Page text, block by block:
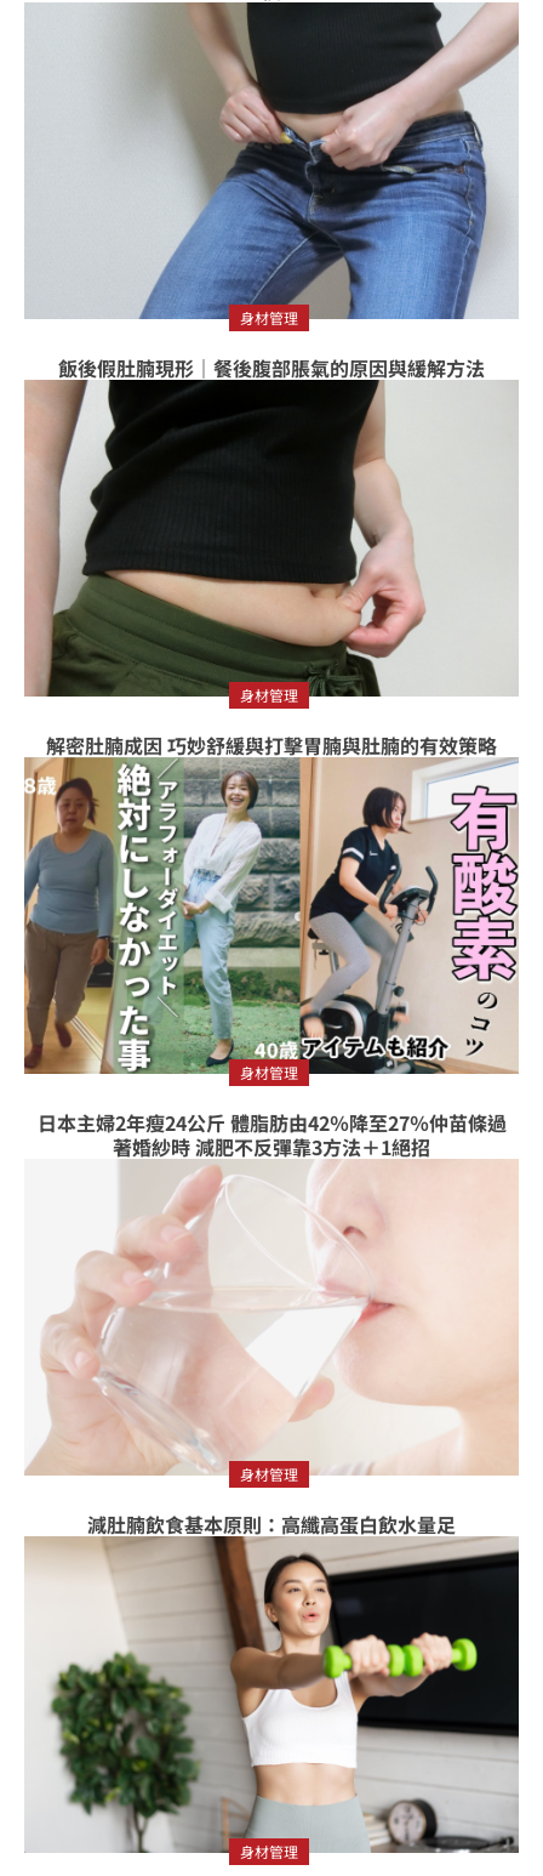
身材管理
飯後假肚腩現形｜餐後腹部脹氣的原因與緩解方法
身材管理
解密肚腩成因 巧妙舒緩與打擊胃腩與肚腩的有效策略
身材管理
日本主婦2年瘦24公斤 體脂肪由42％降至27％仲苗條過
著婚紗時 減肥不反彈靠3方法＋1絕招
身材管理
減肚腩飲食基本原則：高纖高蛋白飲水量足
身材管理